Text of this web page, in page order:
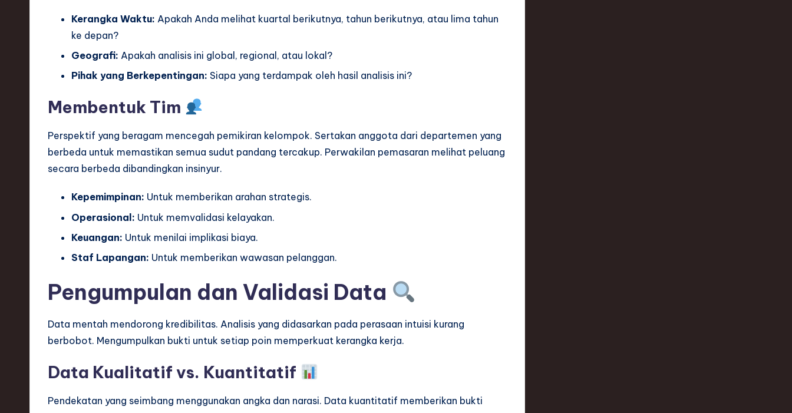
Kerangka Waktu: Apakah Anda melihat kuartal berikutnya, tahun berikutnya, atau lima tahun
ke depan?
Geografi: Apakah analisis ini global, regional, atau lokal?
Pihak yang Berkepentingan: Siapa yang terdampak oleh hasil analisis ini?
Membentuk Tim
Perspektif yang beragam mencegah pemikiran kelompok. Sertakan anggota dari departemen yang
berbeda untuk memastikan semua sudut pandang tercakup. Perwakilan pemasaran melihat peluang
secara berbeda dibandingkan insinyur.
Kepemimpinan: Untuk memberikan arahan strategis.
Operasional: Untuk memvalidasi kelayakan.
Keuangan: Untuk menilai implikasi biaya.
Staf Lapangan: Untuk memberikan wawasan pelanggan.
Pengumpulan dan Validasi Data
Data mentah mendorong kredibilitas. Analisis yang didasarkan pada perasaan intuisi kurang
berbobot. Mengumpulkan bukti untuk setiap poin memperkuat kerangka kerja.
Data Kualitatif vs. Kuantitatif
Pendekatan yang seimbang menggunakan angka dan narasi. Data kuantitatif memberikan bukti